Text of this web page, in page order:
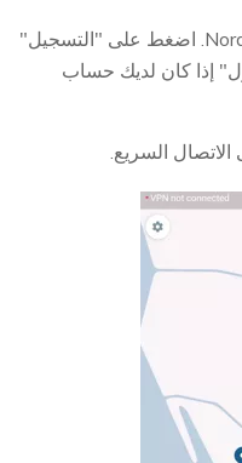
الخطوة 1. قم بتثبيت وتشغيل Nord VPN. اضغط على "التسجيل"
إذا كان لديك حساب